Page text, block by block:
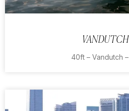
40ft – Vandutch